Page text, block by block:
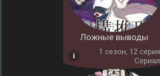
Ложные выводы
1 cезон, 12 серия
Сериал